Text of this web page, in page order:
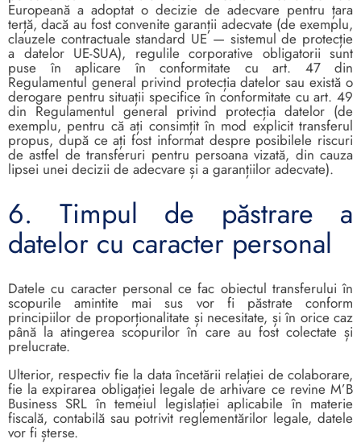
Europeană a adoptat o decizie de adecvare pentru țara
terță, dacă au fost convenite garanții adecvate (de exemplu,
clauzele contractuale standard UE — sistemul de protecție
a datelor UE-SUA), regulile corporative obligatorii sunt
puse în aplicare în conformitate cu art. 47 din
Regulamentul general privind protecția datelor sau există o
derogare pentru situații specifice în conformitate cu art. 49
din Regulamentul general privind protecția datelor (de
exemplu, pentru că ați consimțit în mod explicit transferul
propus, după ce ați fost informat despre posibilele riscuri
de astfel de transferuri pentru persoana vizată, din cauza
lipsei unei decizii de adecvare și a garanțiilor adecvate).
6. Timpul de păstrare a
datelor cu caracter personal
Datele cu caracter personal ce fac obiectul transferului în
scopurile amintite mai sus vor fi păstrate conform
principiilor de proporționalitate și necesitate, și în orice caz
până la atingerea scopurilor în care au fost colectate și
prelucrate.
Ulterior, respectiv fie la data încetării relației de colaborare,
fie la expirarea obligației legale de arhivare ce revine M’B
Business SRL în temeiul legislației aplicabile în materie
fiscală, contabilă sau potrivit reglementărilor legale, datele
vor fi șterse.